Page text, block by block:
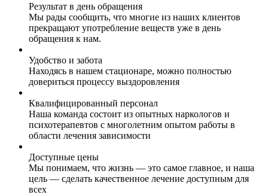
Результат в день обращения
Мы рады сообщить, что многие из наших клиентов
прекращают употребление веществ уже в день
обращения к нам.
Удобство и забота
Находясь в нашем стационаре, можно полностью
довериться процессу выздоровления
Квалифицированный персонал
Наша команда состоит из опытных наркологов и
психотерапевтов с многолетним опытом работы в
области лечения зависимости
Доступные цены
Мы понимаем, что жизнь — это самое главное, и наша
цель — сделать качественное лечение доступным для
всех